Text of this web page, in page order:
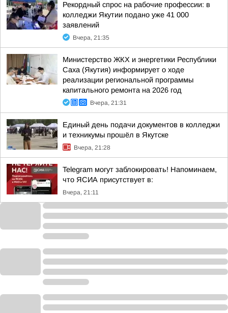
Рекордный спрос на рабочие профессии: в
колледжи Якутии подано уже 41 000
заявлений
Вчера, 21:35
Министерство ЖКХ и энергетики Республики
Саха (Якутия) информирует о ходе
реализации региональной программы
капитального ремонта на 2026 год
Вчера, 21:31
Единый день подачи документов в колледжи
и техникумы прошёл в Якутске
Вчера, 21:28
Telegram могут заблокировать! Напоминаем,
что ЯСИА присутствует в:
Вчера, 21:11